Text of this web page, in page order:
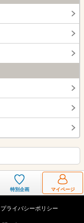
特別企画 マイページ
プライバシーポリシー